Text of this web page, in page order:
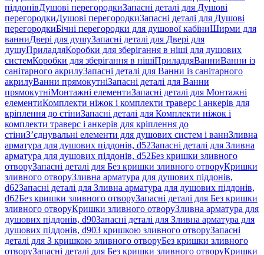
піддонівДушові перегородкиЗапасні деталі для Душові
перегородкиДушові перегородкиЗапасні деталі для Душові
перегородкиБічні перегородки для душової кабіниШирми для
ванниДвері для душуЗапасні деталі для Двері для
душуПриладдяКоробки для зберігання в ніші для душових
системКоробки для зберігання в нішіПриладдяВанниВанни із
санітарного акрилуЗапасні деталі для Ванни із санітарного
акрилуВанни прямокутніЗапасні деталі для Ванни
прямокутніМонтажні елементиЗапасні деталі для Монтажні
елементиКомплекти ніжок і комплекти траверс і анкерів для
кріплення до стіниЗапасні деталі для Комплекти ніжок і
комплекти траверс і анкерів для кріплення до
стіниЗ’єднувальні елементи для душових систем і ваннЗливна
арматура для душових піддонів, d52Запасні деталі для Зливна
арматура для душових піддонів, d52Без кришки зливного
отворуЗапасні деталі для Без кришки зливного отворуКришки
зливного отворуЗливна арматура для душових піддонів,
d62Запасні деталі для Зливна арматура для душових піддонів,
d62Без кришки зливного отворуЗапасні деталі для Без кришки
зливного отворуКришки зливного отворуЗливна арматура для
душових піддонів, d90Запасні деталі для Зливна арматура для
душових піддонів, d90З кришкою зливного отворуЗапасні
деталі для З кришкою зливного отворуБез кришки зливного
отворуЗапасні деталі для Без кришки зливного отворуКришки